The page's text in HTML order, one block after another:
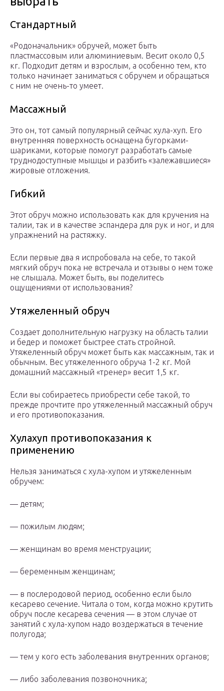
Стандартный
«Родоначальник» обручей, может быть
пластмассовым или алюминиевым. Весит около 0,5
кг. Подходит детям и взрослым, а особенно тем, кто
только начинает заниматься с обручем и обращаться
с ним не очень-то умеет.
Массажный
Это он, тот самый популярный сейчас хула-хуп. Его
внутренняя поверхность оснащена бугорками-
шариками, которые помогут разработать самые
труднодоступные мышцы и разбить «залежавшиеся»
жировые отложения.
Гибкий
Этот обруч можно использовать как для кручения на
талии, так и в качестве эспандера для рук и ног, и для
упражнений на растяжку.
Если первые два я испробовала на себе, то такой
мягкий обруч пока не встречала и отзывы о нем тоже
не слышала. Может быть, вы поделитесь
ощущениями от использования?
Утяжеленный обруч
Создает дополнительную нагрузку на область талии
и бедер и поможет быстрее стать стройной.
Утяжеленный обруч может быть как массажным, так и
обычным. Вес утяжеленного обруча 1-2 кг. Мой
домашний массажный «тренер» весит 1,5 кг.
Если вы собираетесь приобрести себе такой, то
прежде прочтите про утяжеленный массажный обруч
и его противопоказания.
Хулахуп противопоказания к
применению
Нельзя заниматься с хула-хупом и утяжеленным
обручем:
— детям;
— пожилым людям;
— женщинам во время менструации;
— беременным женщинам;
— в послеродовой период, особенно если было
кесарево сечение. Читала о том, когда можно крутить
обруч после кесарева сечения — в этом случае от
занятий с хула-хупом надо воздержаться в течение
полугода;
— тем у кого есть заболевания внутренних органов;
— либо заболевания позвоночника;